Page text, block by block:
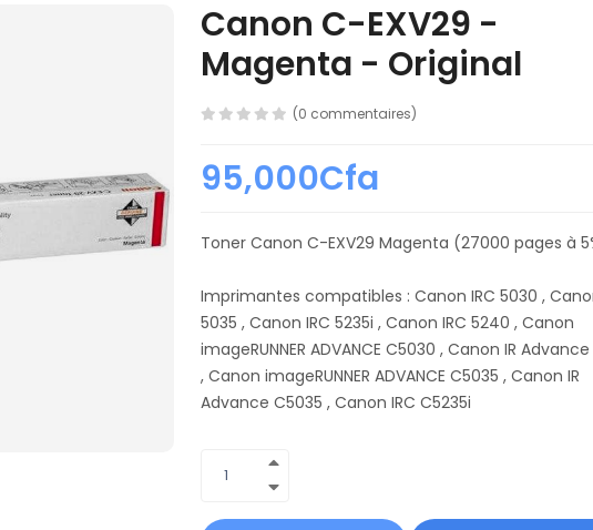
Canon C-EXV29 -
Magenta - Original
(0 commentaires)
95,000Cfa
Toner Canon C-EXV29 Magenta (27000 pages à
Imprimantes compatibles : Canon IRC 5030 ,
5035 , Canon IRC 5235i , Canon IRC 5240 , Canon
imageRUNNER ADVANCE C5030 , Canon IR
, Canon imageRUNNER ADVANCE C5035 , Canon IR
Advance C5035 , Canon IRC C5235i